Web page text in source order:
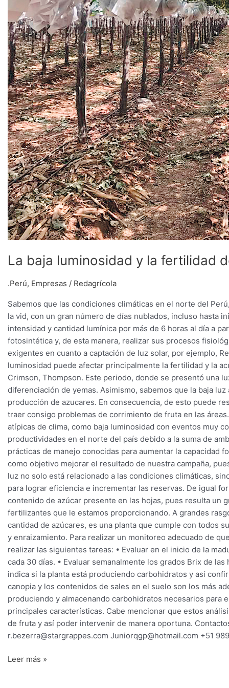
La baja luminosidad y la fertilidad
.Perú, Empresas / Redagrícola
Sabemos que las condiciones climáticas en el norte del
la vid, con un gran número de días nublados, incluso hasta
intensidad y cantidad lumínica por más de 6 horas al día a
fotosintética y, de esta manera, realizar sus procesos
exigentes en cuanto a captación de luz solar, por ejemplo,
luminosidad puede afectar principalmente la fertilidad y la
Crimson, Thompson. Este periodo, donde se presentó una
diferenciación de yemas. Asimismo, sabemos que la baja
producción de azucares. En consecuencia, de esto puede
traer consigo problemas de corrimiento de fruta en las
atípicas de clima, como baja luminosidad con eventos muy
productividades en el norte del país debido a la suma de
prácticas de manejo conocidas para aumentar la capacidad
como objetivo mejorar el resultado de nuestra campaña,
luz no solo está relacionado a las condiciones climáticas,
para lograr eficiencia e incrementar las reservas. De igual
contenido de azúcar presente en las hojas, pues resulta un
fertilizantes que le estamos proporcionando. A grandes
cantidad de azúcares, es una planta que cumple con todos
y enraizamiento. Para realizar un monitoreo adecuado de
realizar las siguientes tareas: • Evaluar en el inicio de la
cada 30 días. • Evaluar semanalmente los grados Brix de
indica si la planta está produciendo carbohidratos y así
canopia y los contenidos de sales en el suelo son los más
produciendo y almacenando carbohidratos necesarios
principales características. Cabe mencionar que estos
de fruta y así poder intervenir de manera oportuna.
r.bezerra@stargrappes.com Juniorqgp@hotmail.com +51
Leer más »